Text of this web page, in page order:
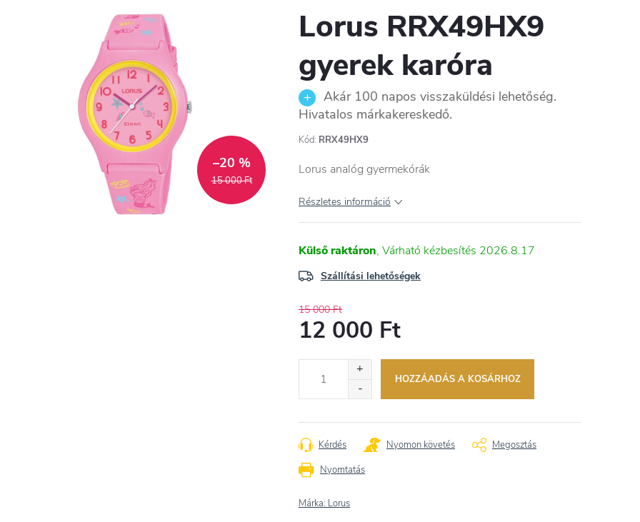
15 000 Ft
–20 %
Lorus RRX49HX9
gyerek karóra
Akár 100 napos visszaküldési lehetőség.
Hivatalos márkakereskedő.
Kód: RRX49HX9
Lorus analóg gyermekórák
Részletes információ
Külső raktáron 2026.8.17
Szállítási lehetőségek
15 000 Ft
12 000 Ft
HOZZÁADÁS A KOSÁRHOZ
Nyomtatás
Kérdés Nyomon követés Megosztás
Márka: Lorus